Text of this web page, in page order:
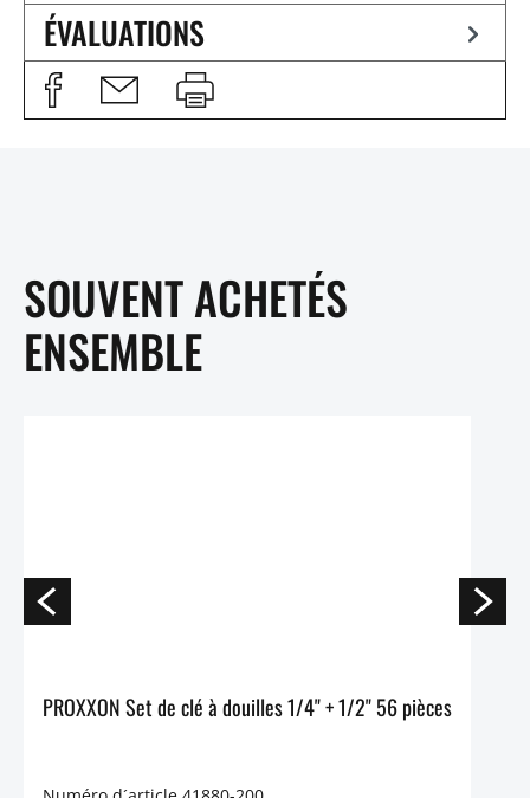
ÉVALUATIONS
SOUVENT ACHETÉS
ENSEMBLE
PROXXON Set de clé à douilles 1/4" + 1/2" 56 pièces